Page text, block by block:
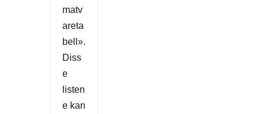
matv
areta
bell».
Diss
e
listen
e kan